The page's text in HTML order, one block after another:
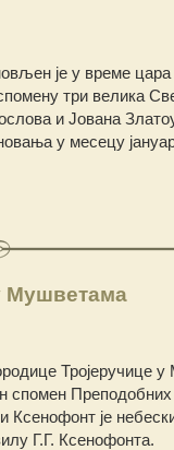
је у време цара
три велика
и Јована
у месецу
Мушветама
Тројеручице
спомен
Ксенофонт је
Г.Г. Ксенофонта.